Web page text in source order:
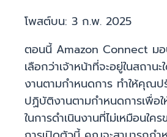
โพสต์บน: 3 ก.พ. 2025
ตอนนี้ Amazon Connect มอ
เลือกว่าเจ้าหน้าที่จะอยู่ในสถาน
งานตามกำหนดการ ทำให้คุณ
ปฏิบัติงานตามกำหนดการเพื่อ
ในการดำเนินงานที่ไม่เหมือนใ